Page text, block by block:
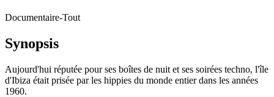
Documentaire-Tout
Synopsis
Aujourd'hui réputée pour ses boîtes de nuit et ses soirées techno, l'île
d'Ibiza était prisée par les hippies du monde entier dans les années
1960.